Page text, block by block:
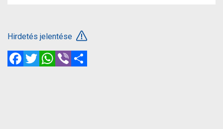
Hirdetés jelentése
FacebookTwitterWhatsApp
Viber